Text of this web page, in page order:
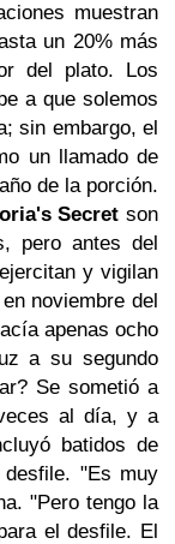
muestran
un 20% más
del plato. Los
a que solemos
sin embargo, el
un llamado de
de la porción.
's Secretson
pero antes del
y vigilan
noviembre del
apenas ocho
a su segundo
Se sometió a
al día, y a
batidos de
"Es muy
"Pero tengo la
el desfile. El